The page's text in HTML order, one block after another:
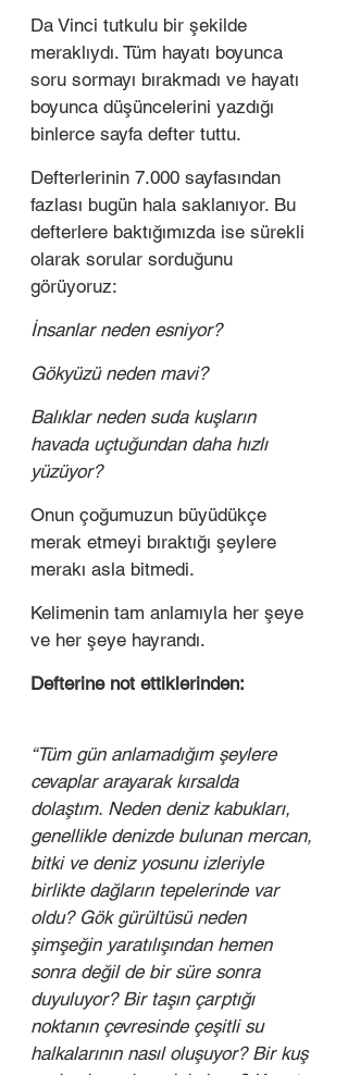
Da Vinci tutkulu bir şekilde
meraklıydı. Tüm hayatı boyunca
soru sormayı bırakmadı ve hayatı
boyunca düşüncelerini yazdığı
binlerce sayfa defter tuttu.
Defterlerinin 7.000 sayfasından
fazlası bugün hala saklanıyor. Bu
defterlere baktığımızda ise sürekli
olarak sorular sorduğunu
görüyoruz:
İnsanlar neden esniyor?
Gökyüzü neden mavi?
Balıklar neden suda kuşların
havada uçtuğundan daha hızlı
yüzüyor?
Onun çoğumuzun büyüdükçe
merak etmeyi bıraktığı şeylere
merakı asla bitmedi.
Kelimenin tam anlamıyla her şeye
ve her şeye hayrandı.
Defterine not ettiklerinden:
“Tüm gün anlamadığım şeylere
cevaplar arayarak kırsalda
dolaştım. Neden deniz kabukları,
genellikle denizde bulunan mercan,
bitki ve deniz yosunu izleriyle
birlikte dağların tepelerinde var
oldu? Gök gürültüsü neden
şimşeğin yaratılışından hemen
sonra değil de bir süre sonra
duyuluyor? Bir taşın çarptığı
noktanın çevresinde çeşitli su
halkalarının nasıl oluşuyor? Bir kuş